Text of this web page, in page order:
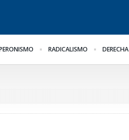
RADICALISMO DERECHA
difícil
proteger la reforma